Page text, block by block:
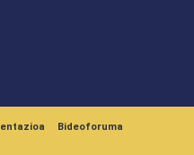
Bideoforuma